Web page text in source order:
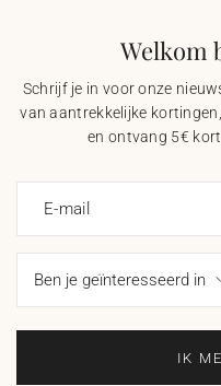
Welkom
Schrijf je in voor onze
van aantrekkelijke
en ontvang 5€
E-mail
IK